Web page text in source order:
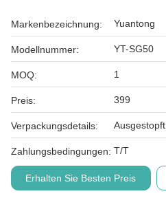
Markenbezeichnung: Yuantong
Modellnummer: YT-SG50
MOQ: 1
Preis: 399
Verpackungsdetails: Ausgestopft
Zahlungsbedingungen: T/T
Erhalten Sie Besten Preis